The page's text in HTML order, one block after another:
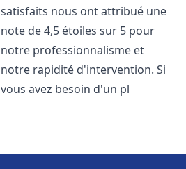
satisfaits nous ont attribué une
note de 4,5 étoiles sur 5 pour
notre professionnalisme et
notre rapidité d'intervention. Si
vous avez besoin d'un pl